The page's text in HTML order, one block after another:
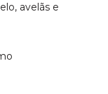
avelãs e